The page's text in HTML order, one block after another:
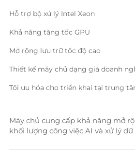
Hỗ trợ bộ xử lý Intel Xeon
Khả năng tăng tốc GPU
Mở rộng lưu trữ tốc độ cao
Thiết kế máy chủ dạng giá doanh
Tối ưu hóa cho triển khai tại trung
Máy chủ cung cấp khả năng mở
khối lượng công việc AI và xử lý